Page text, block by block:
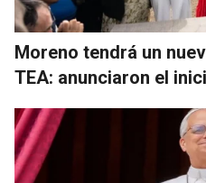
Moreno tendrá un
TEA: anunciaron el